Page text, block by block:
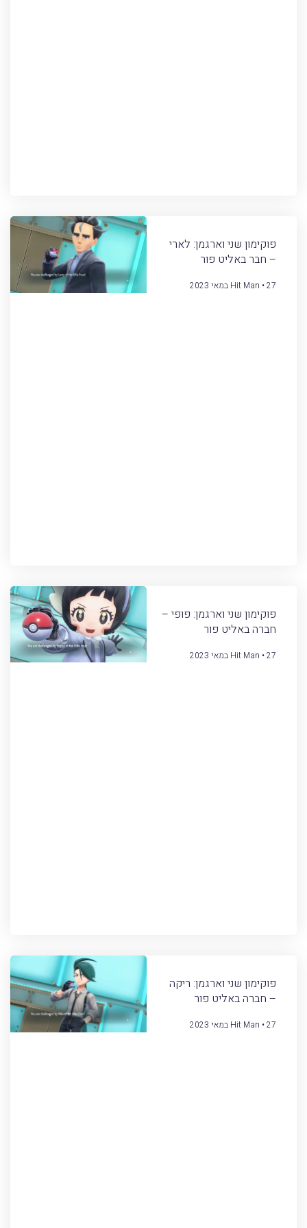
פוקימון שני וארגמן: לארי
– חבר באליט פור
Hit Man 27 במאי 2023
פוקימון שני וארגמן: פופי –
חברה באליט פור
Hit Man 27 במאי 2023
פוקימון שני וארגמן: ריקה
– חברה באליט פור
Hit Man 27 במאי 2023